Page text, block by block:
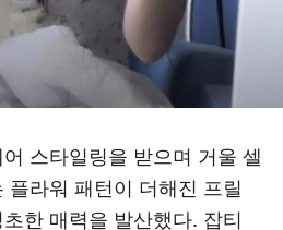
스타일링을 받으며 거울 셀
플라워 패턴이 더해진 프릴
한 매력을 발산했다. 잡티